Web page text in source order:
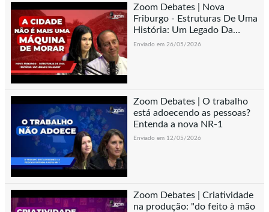
Zoom Debates | Nova
Friburgo - Estruturas De Uma
História: Um Legado Da
AEANF
Enviado em 26/05/2026
Zoom Debates | O trabalho
está adoecendo as pessoas?
Entenda a nova NR-1
Enviado em 12/05/2026
Zoom Debates | Criatividade
na produção: "do feito à mão